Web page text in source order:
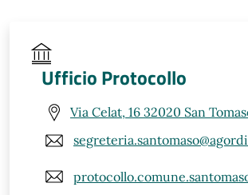
Ufficio Protocollo
Via Celat, 16 32020 San